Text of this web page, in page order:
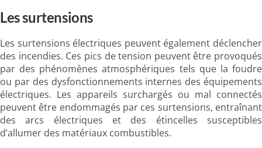
Les surtensions
Les surtensions électriques peuvent également déclencher
des incendies. Ces pics de tension peuvent être provoqués
par des phénomènes atmosphériques tels que la foudre
ou par des dysfonctionnements internes des équipements
électriques. Les appareils surchargés ou mal connectés
peuvent être endommagés par ces surtensions, entraînant
des arcs électriques et des étincelles susceptibles
d’allumer des matériaux combustibles.